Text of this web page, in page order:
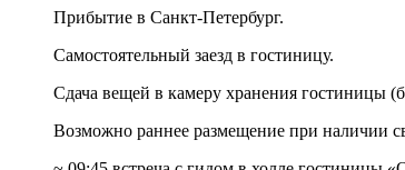
Прибытие в Санкт-Петербург.
Самостоятельный заезд в гостиницу.
Сдача вещей в камеру хранения гостиницы
Возможно раннее размещение при наличии